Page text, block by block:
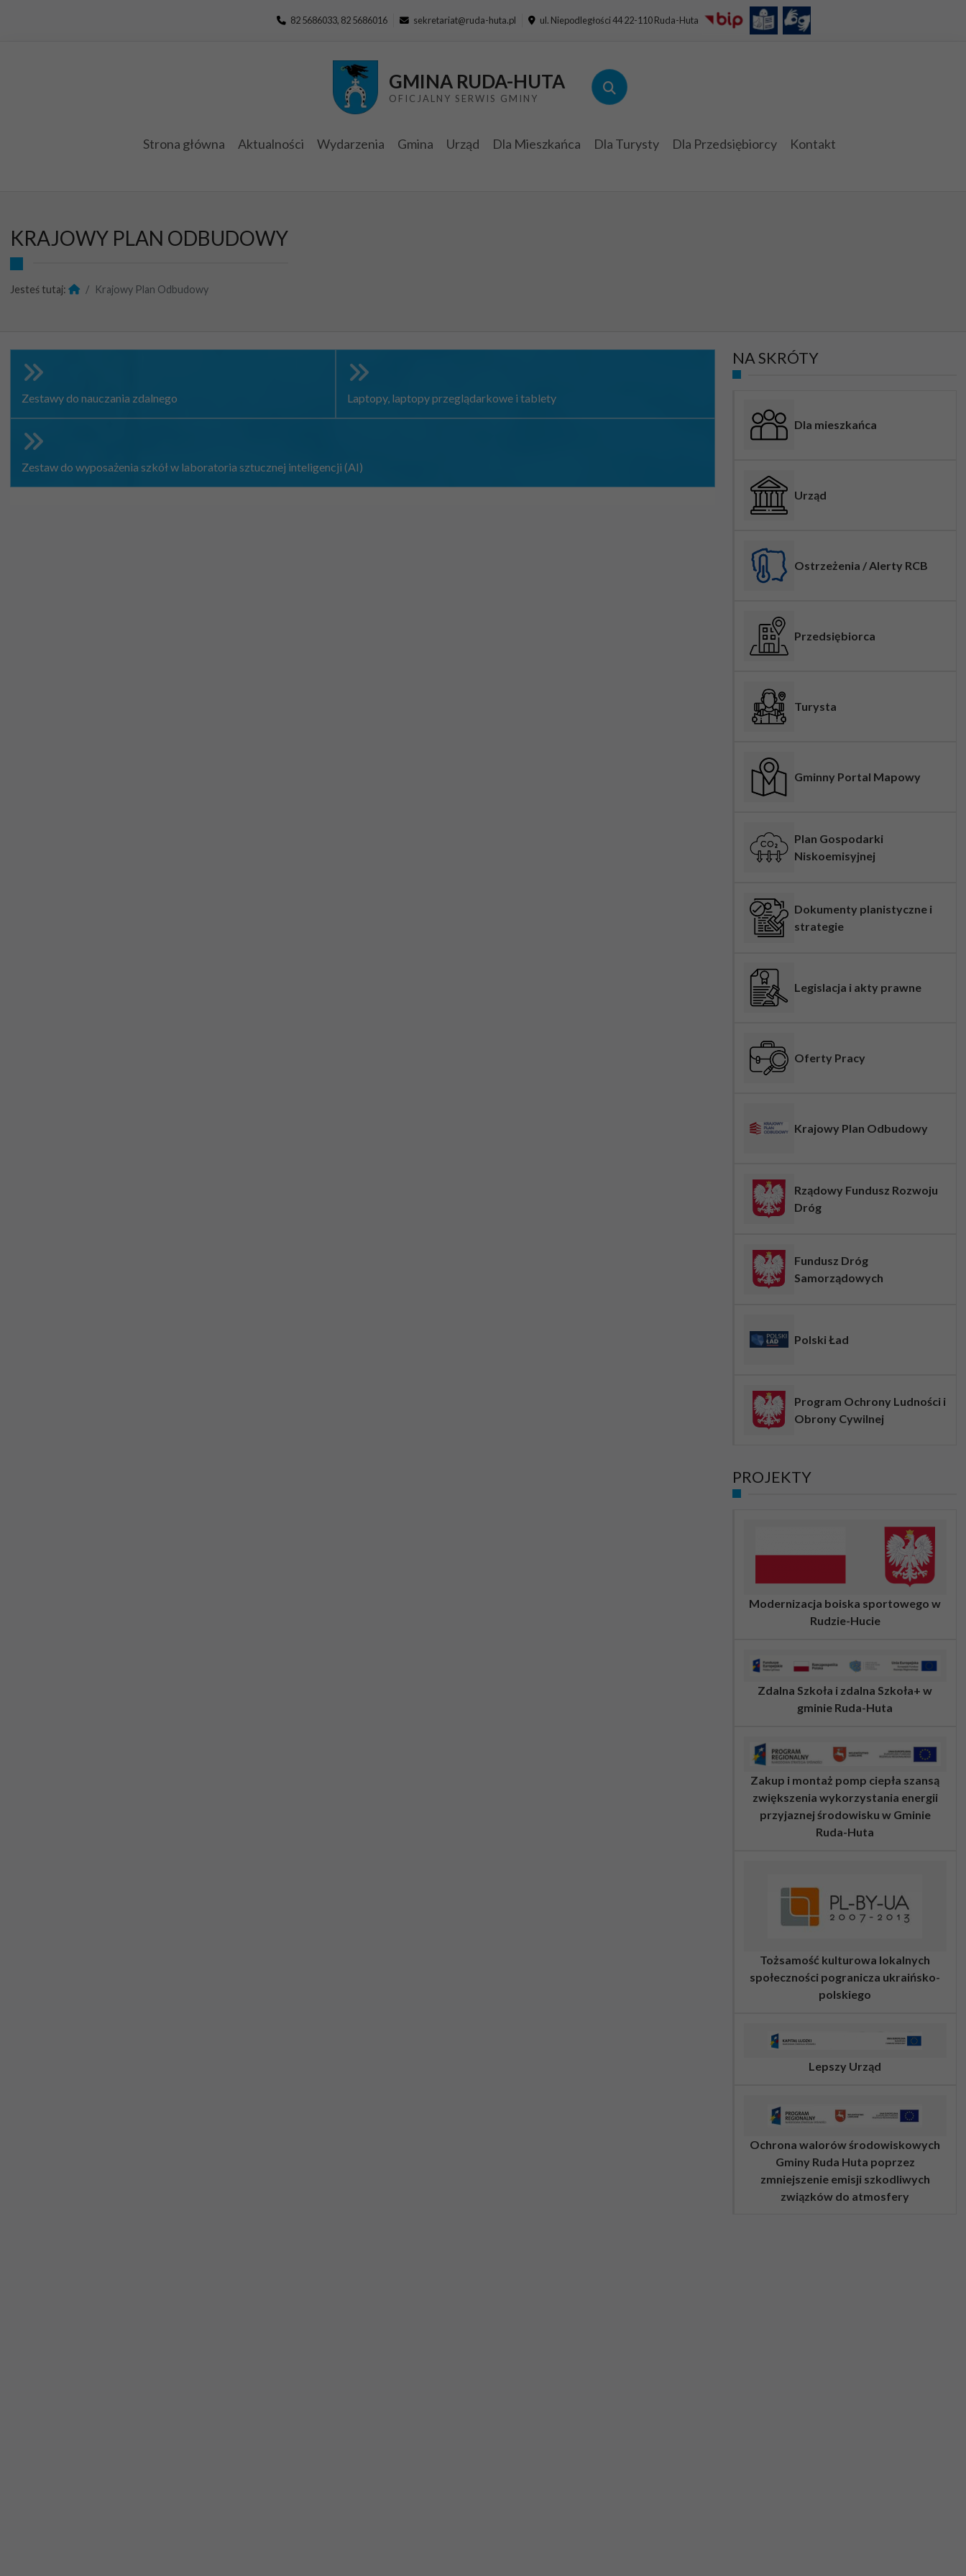
82 5686033, 82 5686016 sekretariat@ruda-huta.pl ul. Niepodległości 44 22-110 Ruda-Huta
GMINA RUDA-HUTA
OFICJALNY SERWIS GMINY
Strona główna Aktualności Wydarzenia Gmina Urząd Dla Mieszkańca Dla Turysty Dla Przedsiębiorcy Kontakt
KRAJOWY PLAN ODBUDOWY
Jesteś tutaj: Krajowy Plan Odbudowy
Zestawy do nauczania zdalnego Laptopy, laptopy przeglądarkowe i tablety
Zestaw do wyposażenia szkół w laboratoria sztucznej inteligencji (AI)
NA SKRÓTY
Dla mieszkańca
Urząd
Ostrzeżenia / Alerty RCB
Przedsiębiorca
Turysta
Gminny Portal Mapowy
Plan Gospodarki
Niskoemisyjnej
Dokumenty planistyczne i
strategie
Legislacja i akty prawne
Oferty Pracy
Krajowy Plan Odbudowy
Rządowy Fundusz Rozwoju
Dróg
Fundusz Dróg
Samorządowych
Polski Ład
Program Ochrony Ludności i
Obrony Cywilnej
PROJEKTY
Modernizacja boiska sportowego w
Rudzie-Hucie
Zdalna Szkoła i zdalna Szkoła+ w
gminie Ruda-Huta
Zakup i montaż pomp ciepła szansą
zwiększenia wykorzystania energii
przyjaznej środowisku w Gminie
Ruda-Huta
Tożsamość kulturowa lokalnych
społeczności pogranicza ukraińsko-
polskiego
Lepszy Urząd
Ochrona walorów środowiskowych
Gminy Ruda Huta poprzez
zmniejszenie emisji szkodliwych
związków do atmosfery